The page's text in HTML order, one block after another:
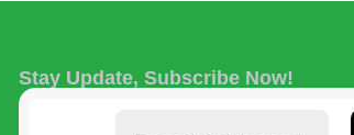
Stay Update, Subscribe Now!